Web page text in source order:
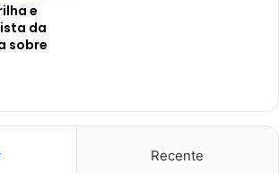
e
da
sobre
Recente